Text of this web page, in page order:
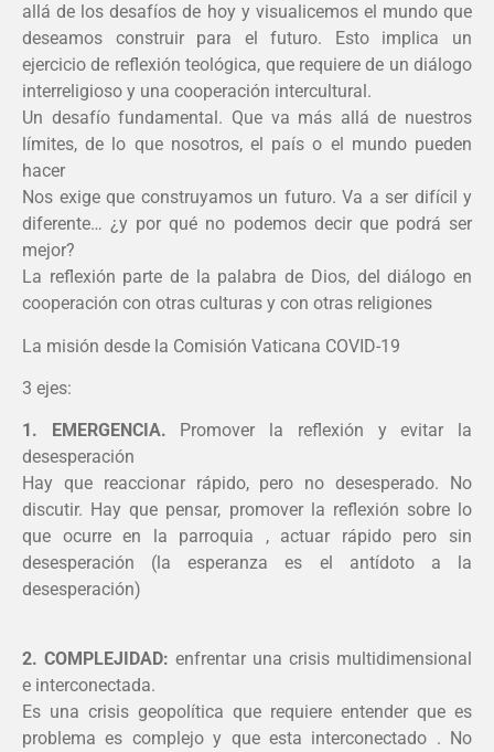
allá de los desafíos de hoy y visualicemos el mundo que
deseamos construir para el futuro. Esto implica un
ejercicio de reflexión teológica, que requiere de un diálogo
interreligioso y una cooperación intercultural.
Un desafío fundamental. Que va más allá de nuestros
límites, de lo que nosotros, el país o el mundo pueden
hacer
Nos exige que construyamos un futuro. Va a ser difícil y
diferente… ¿y por qué no podemos decir que podrá ser
mejor?
La reflexión parte de la palabra de Dios, del diálogo en
cooperación con otras culturas y con otras religiones
La misión desde la Comisión Vaticana COVID-19
3 ejes:
1. EMERGENCIA. Promover la reflexión y evitar la
desesperación
Hay que reaccionar rápido, pero no desesperado. No
discutir. Hay que pensar, promover la reflexión sobre lo
que ocurre en la parroquia , actuar rápido pero sin
desesperación (la esperanza es el antídoto a la
desesperación)
2. COMPLEJIDAD: enfrentar una crisis multidimensional
e interconectada.
Es una crisis geopolítica que requiere entender que es
problema es complejo y que esta interconectado . No